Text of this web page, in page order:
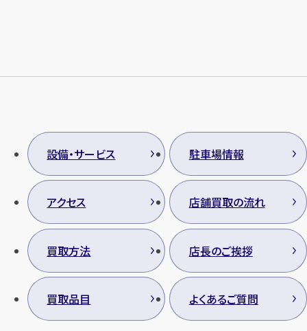
設備・サービス 駐車場情報
アクセス 店舗買取の流れ
買取方法 店長のご挨拶
買取品目 よくあるご質問